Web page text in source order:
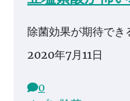
除菌効果が期待で
2020年7月11日
0